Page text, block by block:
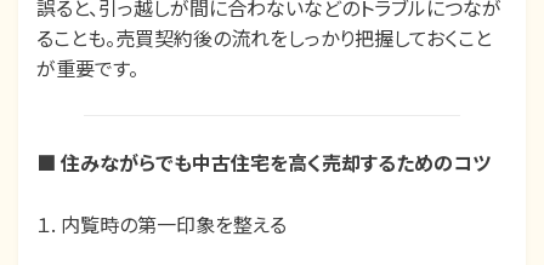
誤ると、引っ越しが間に合わないなどのトラブルにつなが
ることも。売買契約後の流れをしっかり把握しておくこと
が重要です。
■ 住みながらでも中古住宅を高く売却するためのコツ
１. 内覧時の第一印象を整える